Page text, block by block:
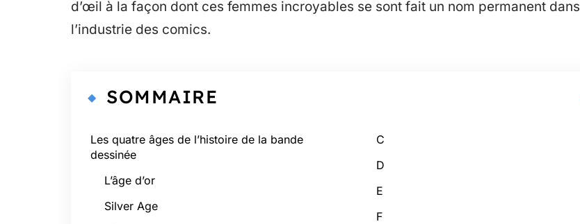
d’œil à la façon dont ces femmes incroyables se sont fait un nom permanent dans
l’industrie des comics.
SOMMAIRE
Les quatre âges de l’histoire de la bande
dessinée
L’âge d’or
Silver Age
C
D
E
F